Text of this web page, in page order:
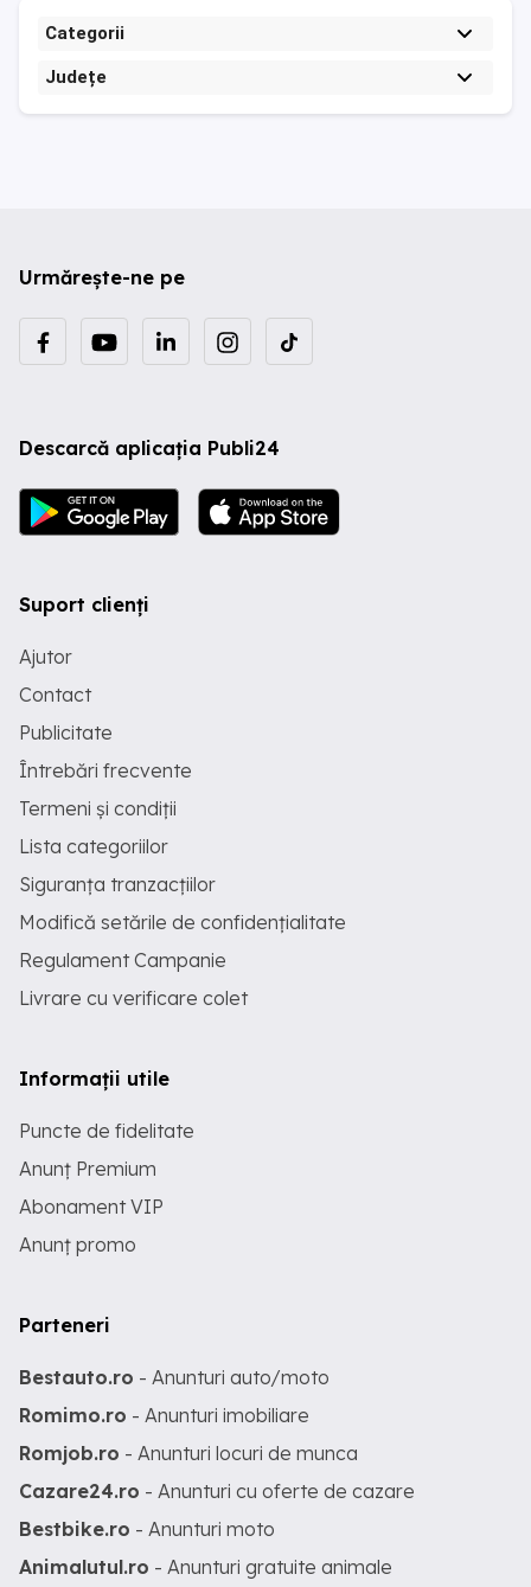
Categorii
Județe
Urmărește-ne pe
Descarcă aplicația Publi24
Suport clienți
Ajutor
Contact
Publicitate
Întrebări frecvente
Termeni și condiții
Lista categoriilor
Siguranța tranzacțiilor
Modifică setările de confidențialitate
Regulament Campanie
Livrare cu verificare colet
Informații utile
Puncte de fidelitate
Anunț Premium
Abonament VIP
Anunț promo
Parteneri
Bestauto.ro - Anunturi auto/moto
Romimo.ro - Anunturi imobiliare
Romjob.ro - Anunturi locuri de munca
Cazare24.ro - Anunturi cu oferte de cazare
Bestbike.ro - Anunturi moto
Animalutul.ro - Anunturi gratuite animale